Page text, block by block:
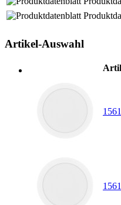
Artikel-Auswahl